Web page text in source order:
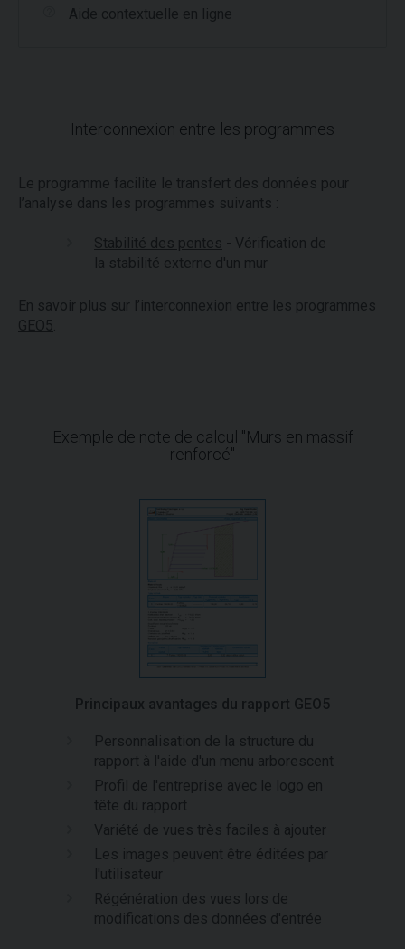
Aide contextuelle en ligne
Interconnexion entre les programmes
Le programme facilite le transfert des données pour
l’analyse dans les programmes suivants :
Stabilité des pentes - Vérification de
la stabilité externe d'un mur
En savoir plus sur l’interconnexion entre les programmes
GEO5
Exemple de note de calcul "Murs en massif
renforcé"
Principaux avantages du rapport GEO5
Personnalisation de la structure du
rapport à l'aide d'un menu arborescent
Profil de l'entreprise avec le logo en
tête du rapport
Variété de vues très faciles à ajouter
Les images peuvent être éditées par
l'utilisateur
Régénération des vues lors de
modifications des données d'entrée